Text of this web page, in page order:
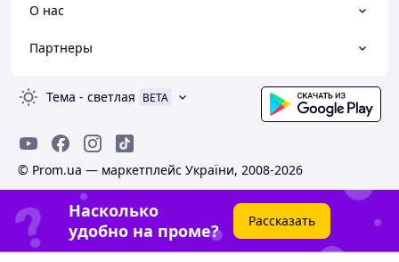
О нас
Партнеры
Тема - светлая BETA
© Prom.ua — маркетплейс України, 2008-2026
Насколько
удобно на проме?
Рассказать